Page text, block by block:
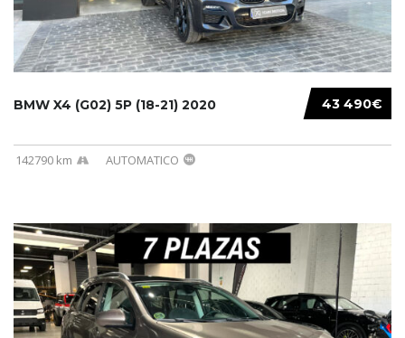
43 490€
BMW X4 (G02) 5P (18-21) 2020
142790 km AUTOMATICO